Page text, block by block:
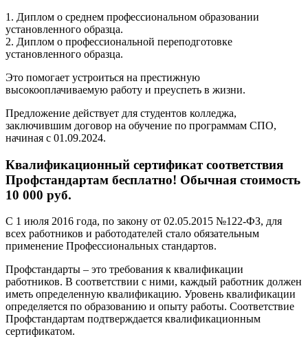
1. Диплом о среднем профессиональном образовании
установленного образца.
2. Диплом о профессиональной переподготовке
установленного образца.
Это помогает устроиться на престижную
высокооплачиваемую работу и преуспеть в жизни.
Предложение действует для студентов колледжа,
заключившим договор на обучение по программам СПО,
начиная с 01.09.2024.
Квалификационный сертификат соответствия
Профстандартам бесплатно! Обычная стоимость
10 000 руб.
С 1 июля 2016 года, по закону от 02.05.2015 №122-ФЗ, для
всех работников и работодателей стало обязательным
применение Профессиональных стандартов.
Профстандарты – это требования к квалификации
работников. В соответствии с ними, каждый работник должен
иметь определенную квалификацию. Уровень квалификации
определяется по образованию и опыту работы. Соответствие
Профстандартам подтверждается квалификационным
сертификатом.